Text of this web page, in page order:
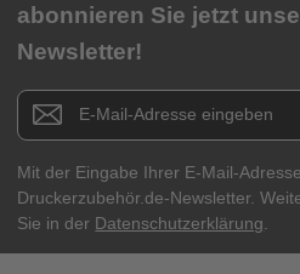
abonnieren Sie jetzt
Newsletter!
Newsletter E-Mail Adresse
Mit der Eingabe Ihrer E-Mail-
Druckerzubehör.de-Newsletter.
Sie in der Datenschutzerklärung